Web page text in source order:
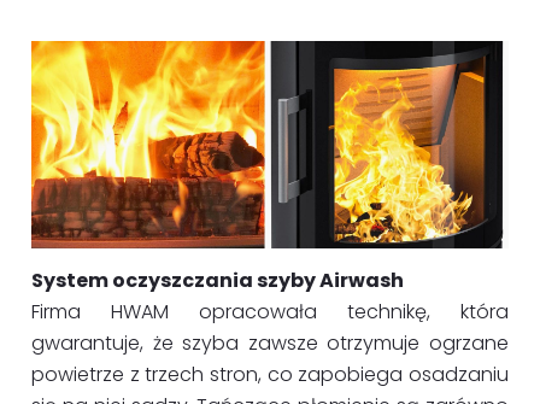
System oczyszczania szyby Airwash
Firma HWAM opracowała technikę, która
gwarantuje, że szyba zawsze otrzymuje ogrzane
powietrze z trzech stron, co zapobiega osadzaniu